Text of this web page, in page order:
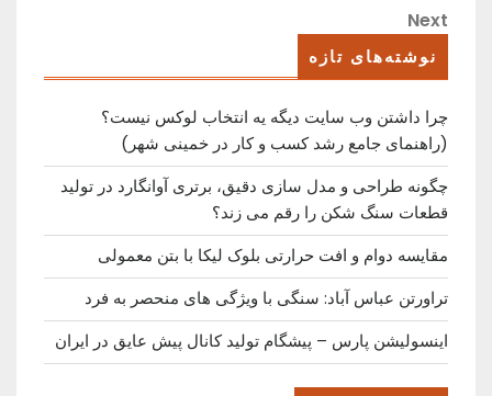
نوشته
Next
Next
نوشته‌های تازه
چرا داشتن وب سایت دیگه یه انتخاب لوکس نیست؟
(راهنمای جامع رشد کسب ‌و کار در خمینی ‌شهر)
چگونه طراحی و مدل سازی دقیق، برتری آوانگارد در تولید
قطعات سنگ شکن را رقم می زند؟
مقایسه دوام و افت حرارتی بلوک لیکا با بتن معمولی
تراورتن عباس آباد: سنگی با ویژگی های منحصر به فرد
اینسولیشن پارس – پیشگام تولید کانال پیش عایق در ایران